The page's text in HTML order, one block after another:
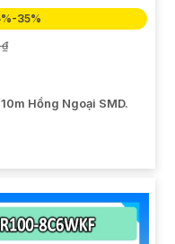
35%
Hồng Ngoại SMD.